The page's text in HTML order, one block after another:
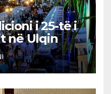
i 25-të i
në Ulqin